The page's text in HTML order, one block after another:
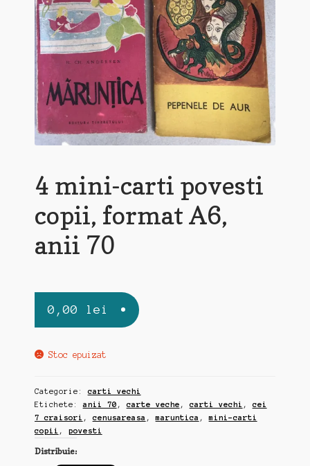
4 mini-carti povesti
copii, format A6,
anii 70
0,00 lei
Stoc epuizat
Categorie:carti vechi
Etichete:anii 70 ,carte veche ,carti vechi ,cei
7 craisori ,cenusareasa ,maruntica ,mini-carti
copii , povesti
Distribuie: